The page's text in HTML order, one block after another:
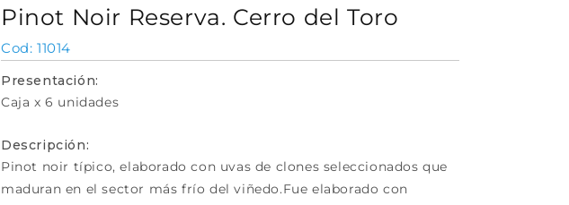
Pinot Noir Reserva. Cerro del Toro
SKU:
11014
Presentación:
Caja x 6 unidades
Descripción:
Pinot noir típico, elaborado con uvas de clones seleccionados que
maduran en el sector más frío del viñedo.Fue elaborado con